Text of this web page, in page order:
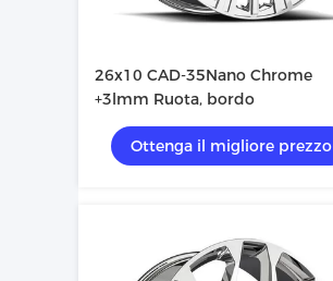
26x10 CAD-35Nano Chrome
+3lmm Ruota, bordo
Ottenga il migliore prezzo